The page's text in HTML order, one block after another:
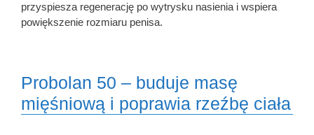
przyspiesza regenerację po wytrysku nasienia i wspiera
powiększenie rozmiaru penisa.
Probolan 50 – buduje masę
mięśniową i poprawia rzeźbę ciała